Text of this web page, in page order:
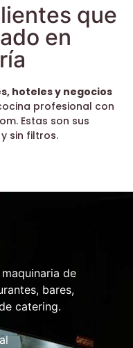
que
en
hoteles y negocios
profesional con
Estas son sus
sin filtros.
de
bares,
catering.